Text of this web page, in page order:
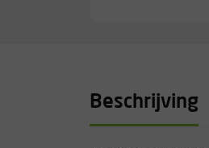
Beschrijving